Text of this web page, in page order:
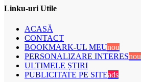
Linku-uri Utile
ACASĂ
CONTACT
BOOKMARK-UL MEUnou
PERSONALIZARE INTERESnou
ULTIMELE ȘTIRI
PUBLICITATE PE SITEads